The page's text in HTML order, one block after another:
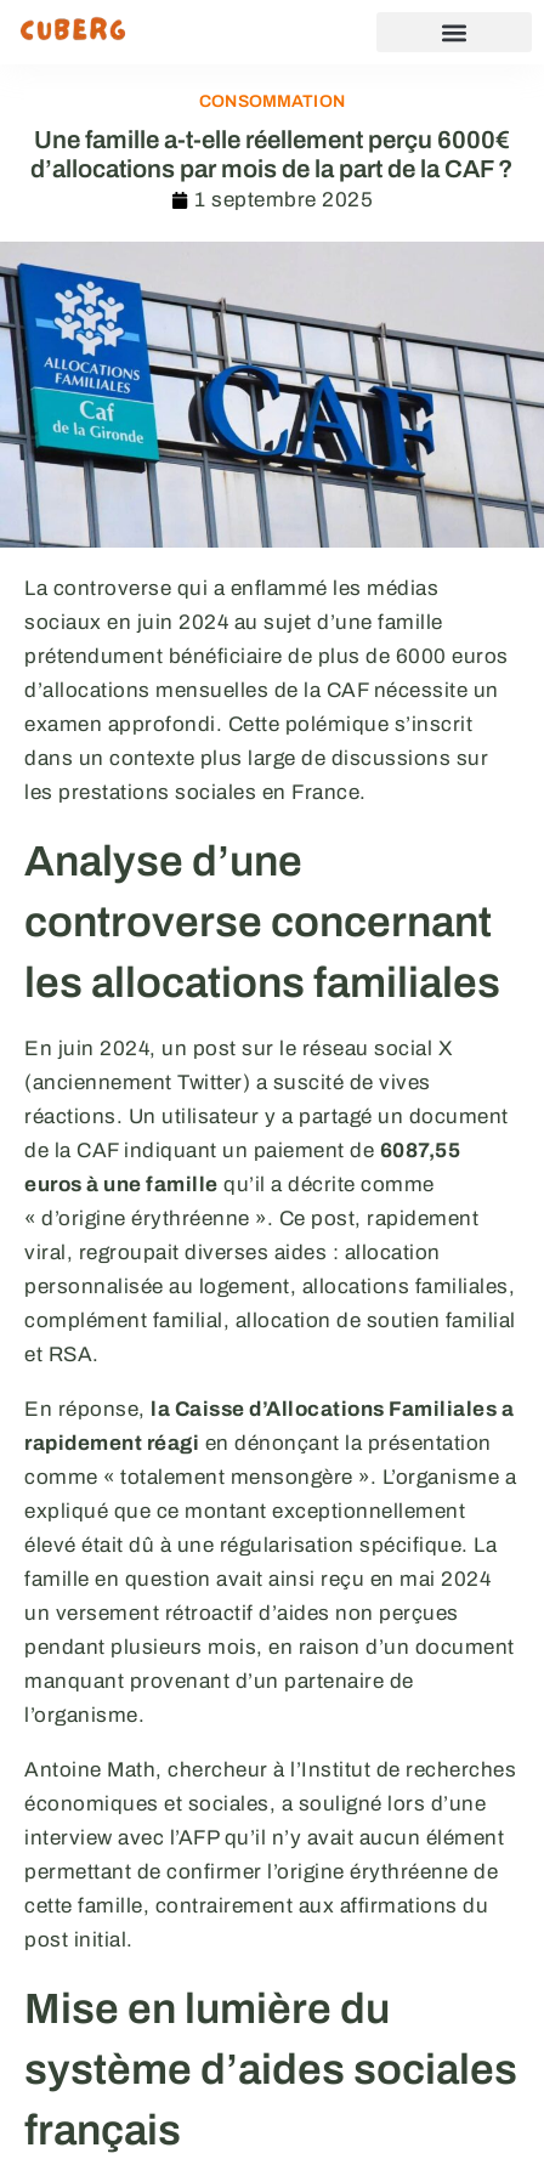
CONSOMMATION
Une famille a-t-elle réellement perçu 6000€
d’allocations par mois de la part de la CAF ?
1 septembre 2025
La controverse qui a enflammé les médias
sociaux en juin 2024 au sujet d’une famille
prétendument bénéficiaire de plus de 6000 euros
d’allocations mensuelles de la CAF nécessite un
examen approfondi. Cette polémique s’inscrit
dans un contexte plus large de discussions sur
les prestations sociales en France.
Analyse d’une
controverse concernant
les allocations familiales
En juin 2024, un post sur le réseau social X
(anciennement Twitter) a suscité de vives
réactions. Un utilisateur y a partagé un document
de la CAF indiquant un paiement de 6087,55
euros à une famille qu’il a décrite comme
« d’origine érythréenne ». Ce post, rapidement
viral, regroupait diverses aides : allocation
personnalisée au logement, allocations familiales,
complément familial, allocation de soutien familial
et RSA.
En réponse, la Caisse d’Allocations Familiales a
rapidement réagi en dénonçant la présentation
comme « totalement mensongère ». L’organisme a
expliqué que ce montant exceptionnellement
élevé était dû à une régularisation spécifique. La
famille en question avait ainsi reçu en mai 2024
un versement rétroactif d’aides non perçues
pendant plusieurs mois, en raison d’un document
manquant provenant d’un partenaire de
l’organisme.
Antoine Math, chercheur à l’Institut de recherches
économiques et sociales, a souligné lors d’une
interview avec l’AFP qu’il n’y avait aucun élément
permettant de confirmer l’origine érythréenne de
cette famille, contrairement aux affirmations du
post initial.
Mise en lumière du
système d’aides sociales
français